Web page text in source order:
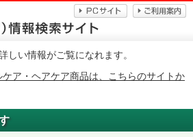
しい情報がご覧になれます。
ア・ヘアケア商品は、こちらのサイトか